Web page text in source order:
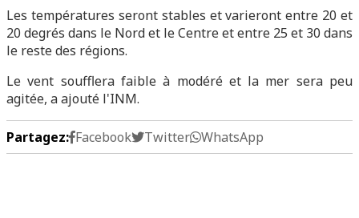
Les températures seront stables et varieront entre 20 et
20 degrés dans le Nord et le Centre et entre 25 et 30 dans
le reste des régions.
Le vent soufflera faible à modéré et la mer sera peu
agitée, a ajouté l'INM.
Partagez: Facebook Twitter WhatsApp